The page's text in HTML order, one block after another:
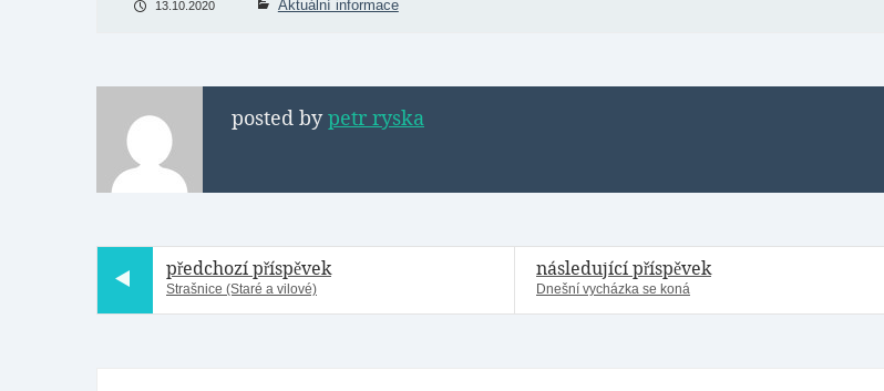
13.10.2020 Aktuální informace
posted bypetr ryska
předchozí příspěvek
Strašnice (Staré a vilové)
následující příspěvek
Dnešní vycházka se koná